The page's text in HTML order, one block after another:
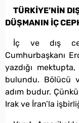
TÜRKİYE’NİN
DÜŞMANIN İÇ
İç ve dış
Cumhurbaşkanı
yazdığı
bulundu. Bölücü
adım budur.
Irak ve İran’la